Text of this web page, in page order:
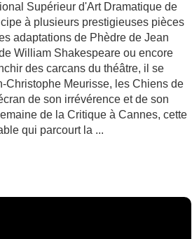
Supérieur d'Art Dramatique de
à plusieurs prestigieuses pièces
adaptations de Phèdre de Jean
William Shakespeare ou encore
des carcans du théâtre, il se
Christophe Meurisse, les Chiens de
de son irrévérence et de son
de la Critique à Cannes, cette
qui parcourt la ...